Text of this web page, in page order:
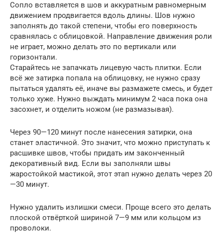
Сопло вставляется в шов и аккуратным равномерным
движением продвигается вдоль длины. Шов нужно
заполнять до такой степени, чтобы его поверхность
сравнялась с облицовкой. Направление движения роли
не играет, можно делать это по вертикали или
горизонтали.
Старайтесь не запачкать лицевую часть плитки. Если
всё же затирка попала на облицовку, не нужно сразу
пытаться удалять её, иначе вы размажете смесь, и будет
только хуже. Нужно выждать минимум 2 часа пока она
засохнет, и отделить ножом (не размазывая).
Через 90—120 минут после нанесения затирки, она
станет эластичной. Это значит, что можно приступать к
расшивке швов, чтобы придать им законченный
декоративный вид. Если вы заполняли швы
жаростойкой мастикой, этот этап нужно делать через 20
—30 минут.
Нужно удалить излишки смеси. Проще всего это делать
плоской отвёрткой шириной 7—9 мм или кольцом из
проволоки.